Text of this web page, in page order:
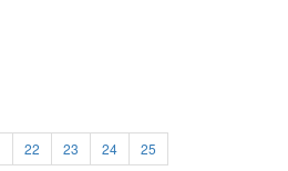
22 23 24
25